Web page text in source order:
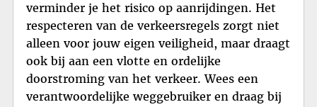
verminder je het risico op aanrijdingen. Het
respecteren van de verkeersregels zorgt niet
alleen voor jouw eigen veiligheid, maar draagt
ook bij aan een vlotte en ordelijke
doorstroming van het verkeer. Wees een
verantwoordelijke weggebruiker en draag bij